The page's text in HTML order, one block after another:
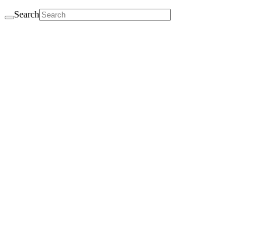
Search